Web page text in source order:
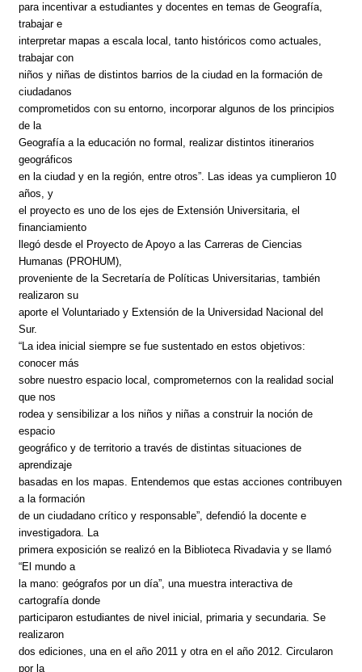
para incentivar a estudiantes y docentes en temas de Geografía,
trabajar e
interpretar mapas a escala local, tanto históricos como actuales,
trabajar con
niños y niñas de distintos barrios de la ciudad en la formación de
ciudadanos
comprometidos con su entorno, incorporar algunos de los principios
de la
Geografía a la educación no formal, realizar distintos itinerarios
geográficos
en la ciudad y en la región, entre otros”. Las ideas ya cumplieron 10
años, y
el proyecto es uno de los ejes de Extensión Universitaria, el
financiamiento
llegó desde el Proyecto de Apoyo a las Carreras de Ciencias
Humanas (PROHUM),
proveniente de la Secretaría de Políticas Universitarias, también
realizaron su
aporte el Voluntariado y Extensión de la Universidad Nacional del
Sur.
“La idea inicial siempre se fue sustentado en estos objetivos:
conocer más
sobre nuestro espacio local, comprometernos con la realidad social
que nos
rodea y sensibilizar a los niños y niñas a construir la noción de
espacio
geográfico y de territorio a través de distintas situaciones de
aprendizaje
basadas en los mapas. Entendemos que estas acciones contribuyen
a la formación
de un ciudadano crítico y responsable”, defendió la docente e
investigadora. La
primera exposición se realizó en la Biblioteca Rivadavia y se llamó
“El mundo a
la mano: geógrafos por un día”, una muestra interactiva de
cartografía donde
participaron estudiantes de nivel inicial, primaria y secundaria. Se
realizaron
dos ediciones, una en el año 2011 y otra en el año 2012. Circularon
por la